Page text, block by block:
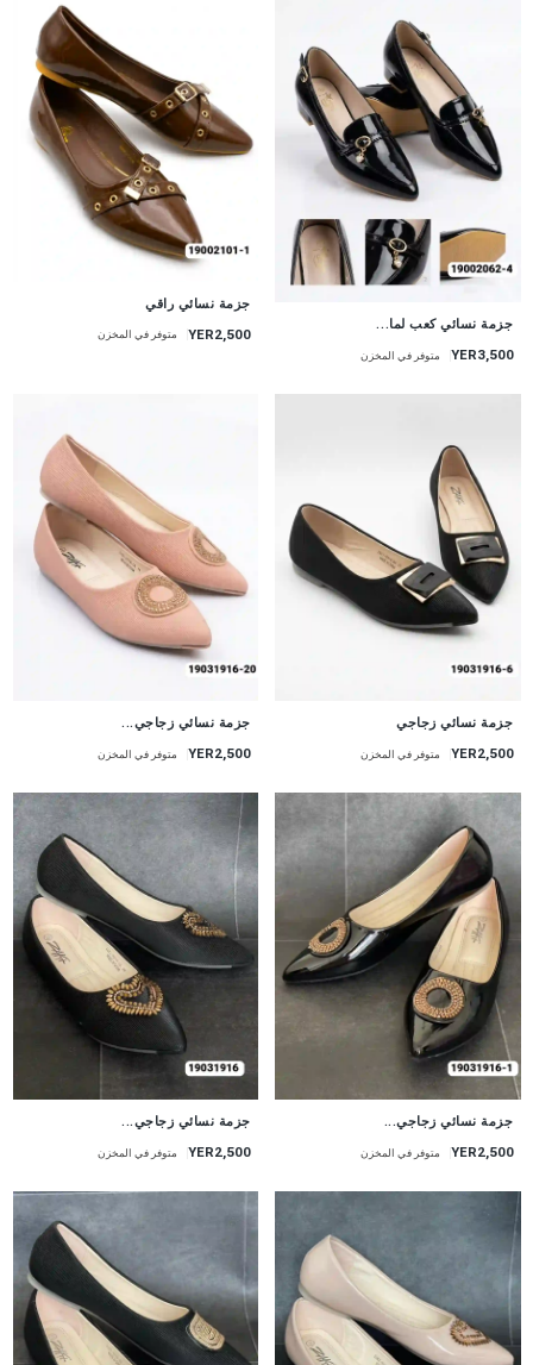
جزمة نسائي كعب لما...
YER3,500 متوفر في المخزن
جزمة نسائي راقي
YER2,500 متوفر في المخزن
جزمة نسائي زجاجي
YER2,500 متوفر في المخزن
جزمة نسائي زجاجي...
YER2,500 متوفر في المخزن
جزمة نسائي زجاجي...
YER2,500 متوفر في المخزن
جزمة نسائي زجاجي...
YER2,500 متوفر في المخزن